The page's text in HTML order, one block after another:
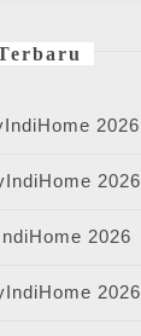
2026
2026
2026
2026